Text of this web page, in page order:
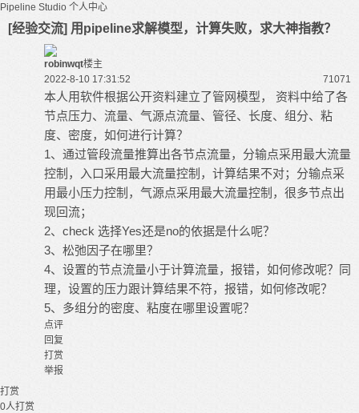
Pipeline Studio 个人中心
[经验交流] 用pipeline求解模型，计算失败，求大神指教？
robinwqt楼主
2022-8-10 17:31:52
71071
本人用软件根据公开资料建立了管网模型， 资料中给了各
节点压力、流量、气源点流量、管径、长度、组分、粘
度、密度，如何进行计算？
1、通过管段流量推算出各节点流量，分输点采用最大流量
控制，入口采用最大流量控制，计算结果不对；分输点采
用最小压力控制，气源点采用最大流量控制，很多节点出
现回流；
2、check 选择Yes还是no的依据是什么呢？
3、松弛因子在哪里？
4、设置的节点流量小于计算流量，报错，如何修改呢？同
理，设置的压力跟计算结果不符，报错，如何修改呢？
5、多组分的密度、粘度在哪里设置呢？
点评
回复
打赏
举报
打赏
0人打赏